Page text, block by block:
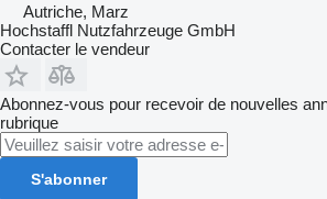
Autriche, Marz
Hochstaffl Nutzfahrzeuge GmbH
Contacter le vendeur
Abonnez-vous pour recevoir de nouvelles
rubrique
S'abonner